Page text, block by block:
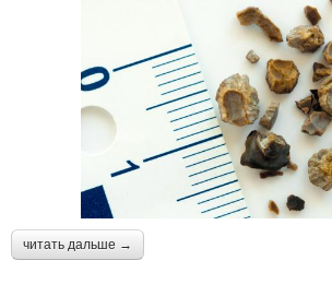
читать дальше →